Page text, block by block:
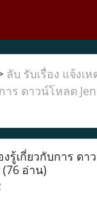
ลับ รับเรื่อง แจ้งเ
ร ดาวน์โหลด
เกี่ยวกับการ ดา
(76 อ่าน)